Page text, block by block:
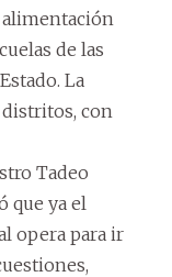
alimentación
de las
La
distritos, con
Tadeo
que ya el
opera para ir